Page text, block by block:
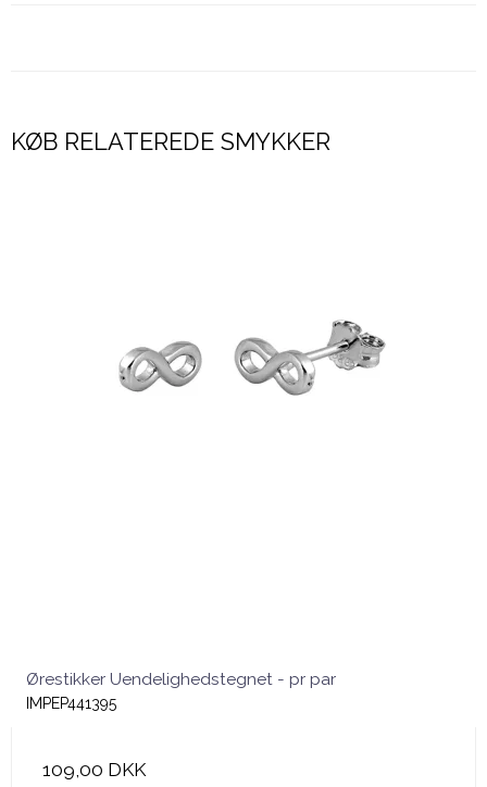
KØB RELATEREDE SMYKKER
Ørestikker Uendelighedstegnet - pr par
IMPEP441395
109,00 DKK